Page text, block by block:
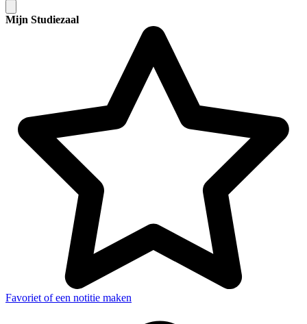
Mijn Studiezaal
Favoriet of een notitie maken